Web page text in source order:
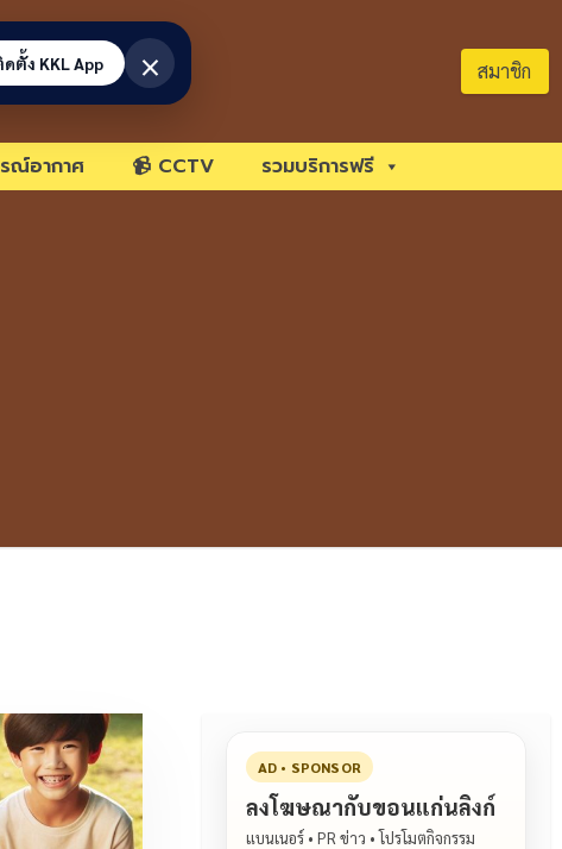
สมาชิก
ณ์อากาศ 📹 CCTV รวมบริการฟรี
AD • SPONSOR
ลงโฆษณากับขอนแก่นลิงก์
แบนเนอร์ • PR ข่าว • โปรโมตกิจกรรม
ดตั้ง KKL App ×